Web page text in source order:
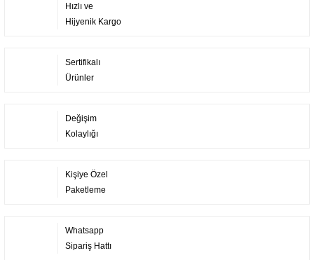
Hızlı ve
Hijyenik Kargo
Sertifikalı
Ürünler
Değişim
Kolaylığı
Kişiye Özel
Paketleme
Whatsapp
Sipariş Hattı